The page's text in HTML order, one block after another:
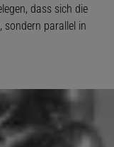
dass sich die
sondern parallel in